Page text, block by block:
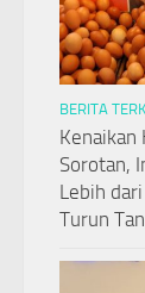
BERITA
Kenaikan
Sorotan,
Lebih
Turun